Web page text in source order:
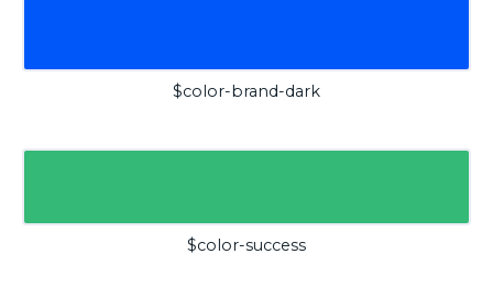
$color-brand-dark
$color-success